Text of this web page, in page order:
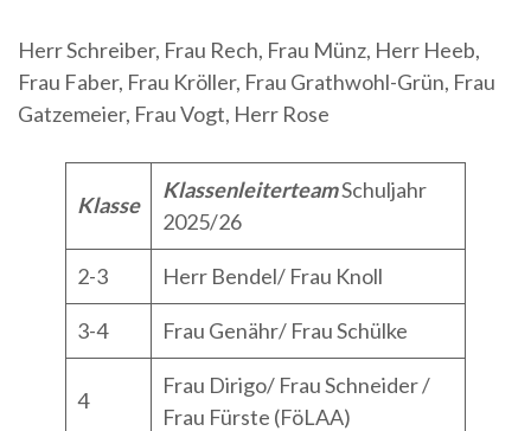
Herr Schreiber, Frau Rech, Frau Münz, Herr Heeb,
Frau Faber, Frau Kröller, Frau Grathwohl-Grün, Frau
Gatzemeier, Frau Vogt, Herr Rose
Klasse
KlassenleiterteamSchuljahr
2025/26
2-3 Herr Bendel/ Frau Knoll
3-4 Frau Genähr/ Frau Schülke
4
Frau Dirigo/ Frau Schneider /
Frau Fürste (FöLAA)